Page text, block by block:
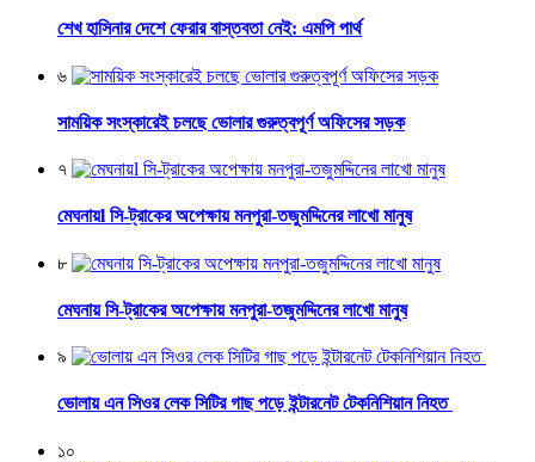
শেখ হাসিনার দেশে ফেরার বাস্তবতা নেই: এমপি পার্থ
৬
সাময়িক সংস্কারেই চলছে ভোলার গুরুত্বপূর্ণ অফিসের সড়ক
৭
মেঘনায়l সি-ট্রাকের অপেক্ষায় মনপুরা-তজুমদ্দিনের লাখো মানুষ
৮
মেঘনায় সি-ট্রাকের অপেক্ষায় মনপুরা-তজুমদ্দিনের লাখো মানুষ
৯
ভোলায় এন সিওর লেক সিটির গাছ পড়ে ইন্টারনেট টেকনিশিয়ান নিহত
১০